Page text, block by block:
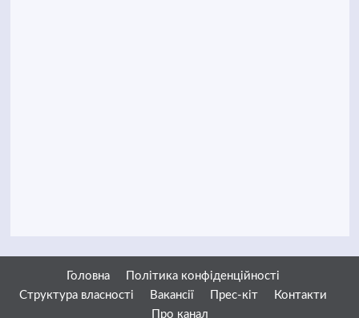
Головна
Політика конфіденційності
Структура власності
Вакансії Прес-кіт
Контакти
Про канал